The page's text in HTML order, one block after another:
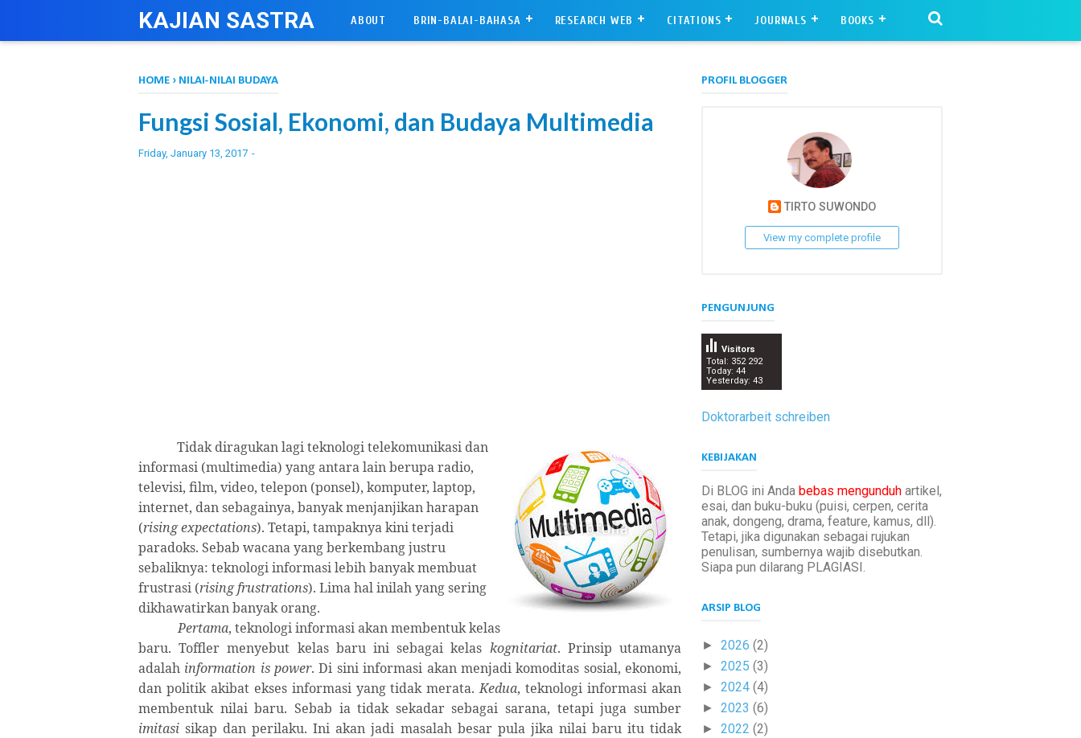
KAJIAN SASTRA ABOUT BRIN-BALAI-BAHASA RESEARCH WEB CITATIONS JOURNALS BOOKS
HOME › NILAI-NILAI BUDAYA
Fungsi Sosial, Ekonomi, dan Budaya Multimedia
Friday, January 13, 2017
Tidak diragukan lagi teknologi telekomunikasi dan
informasi (multimedia) yang antara lain berupa radio,
televisi, film, video, telepon (ponsel), komputer, laptop,
internet, dan sebagainya, banyak menjanjikan harapan
(rising expectations). Tetapi, tampaknya kini terjadi
paradoks. Sebab wacana yang berkembang justru
sebaliknya: teknologi informasi lebih banyak membuat
frustrasi (rising frustrations). Lima hal inilah yang sering
dikhawatirkan banyak orang.
Pertama, teknologi informasi akan membentuk kelas
baru. Toffler menyebut kelas baru ini sebagai kelas kognitariat. Prinsip utamanya
adalah information is power. Di sini informasi akan menjadi komoditas sosial, ekonomi,
dan politik akibat ekses informasi yang tidak merata.Kedua, teknologi informasi akan
membentuk nilai baru. Sebab ia tidak sekadar sebagai sarana, tetapi juga sumber
imitasi sikap dan perilaku. Ini akan jadi masalah besar pula jika nilai baru itu tidak
PROFIL BLOGGER
TIRTO SUWONDO
View my complete profile
PENGUNJUNG
Total: 352 292
Today: 44
Yesterday: 43
Visitors
Doktorarbeit schreiben
KEBIJAKAN
Di BLOG ini Anda bebas mengunduh artikel,
esai, dan buku-buku (puisi, cerpen, cerita
anak, dongeng, drama, feature, kamus, dll).
Tetapi, jika digunakan sebagai rujukan
penulisan, sumbernya wajib disebutkan.
Siapa pun dilarang PLAGIASI.
ARSIP BLOG
► 2026 (2)
► 2025 (3)
► 2024 (4)
► 2023 (6)
► 2022 (2)